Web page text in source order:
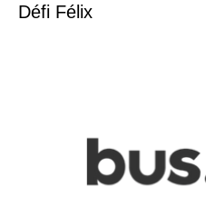
Défi Félix